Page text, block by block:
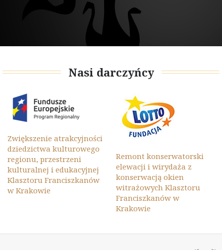
Nasi darczyńcy
Zwiększenie atrakcyjności
dziedzictwa kulturowego
regionu, przestrzeni
kulturalnej i edukacyjnej
Klasztoru Franciszkanów
w Krakowie
Remont konserwatorski
elewacji i wirydaża z
konserwacją okien
witrażowych Klasztoru
Franciszkanów w
Krakowie